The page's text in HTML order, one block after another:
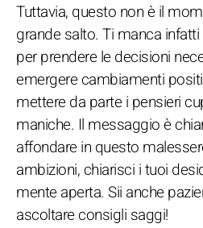
Tuttavia, questo non è il
grande salto. Ti manca
per prendere le decisioni
emergere cambiamenti
mettere da parte i pensieri
maniche. Il messaggio è
affondare in questo
ambizioni, chiarisci i tuoi
mente aperta. Sii anche
ascoltare consigli saggi!